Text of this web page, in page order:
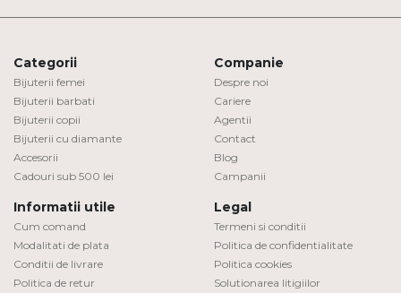
Categorii
Bijuterii femei
Bijuterii barbati
Bijuterii copii
Bijuterii cu diamante
Accesorii
Cadouri sub 500 lei
Companie
Despre noi
Cariere
Agentii
Contact
Blog
Campanii
Informatii utile
Cum comand
Modalitati de plata
Conditii de livrare
Politica de retur
Legal
Termeni si conditii
Politica de confidentialitate
Politica cookies
Solutionarea litigiilor